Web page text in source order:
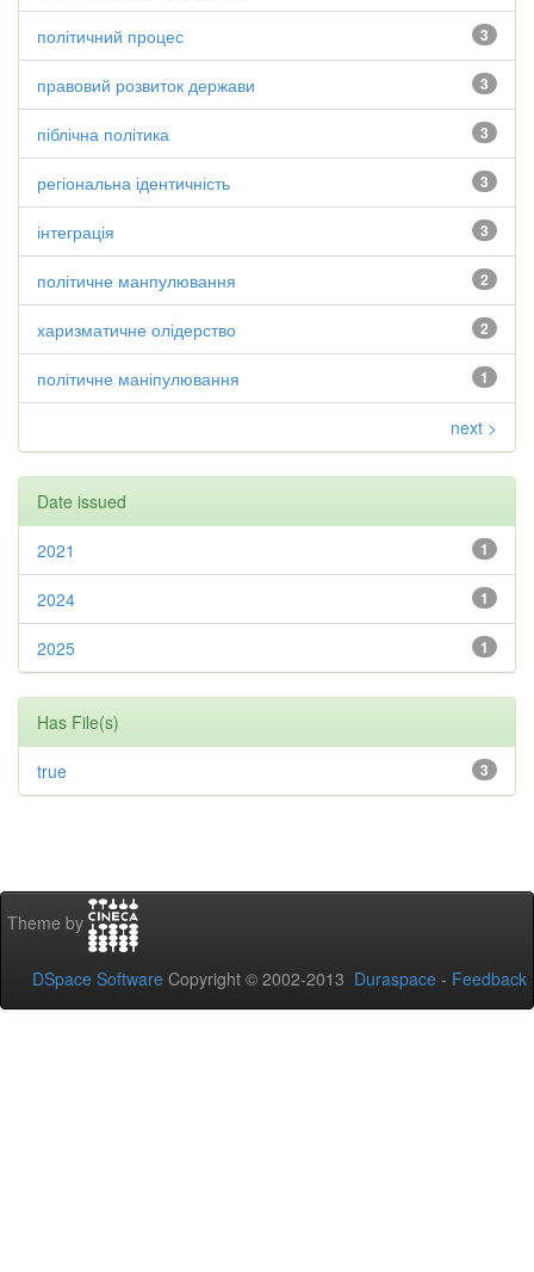
3
політичний процес
3
правовий розвиток держави
3
піблічна політика
3
регіональна ідентичність
3
інтеграція
2
політичне манпулювання
2
харизматичне олідерство
1
політичне маніпулювання
next >
Date issued
1
2021
1
2024
1
2025
Has File(s)
3
true
Theme by
DSpace Software Copyright © 2002-2013 Duraspace - Feedback